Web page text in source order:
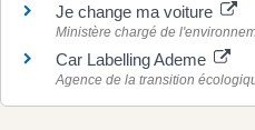
Je change ma voiture
Ministère chargé de
Car Labelling Ademe
Agence de la transition